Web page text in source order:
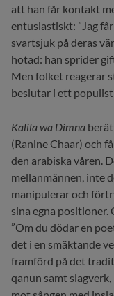
att han får kontakt
entusiastiskt: ”Jag
svartsjuk på deras
hotad: han sprider
Men folket reagerar
beslutar i ett
Kalila wa Dimna
(Ranine Chaar) och
den arabiska våren.
mellanmännen, inte
manipulerar och
sina egna positioner.
”Om du dödar en
det i en smäktande
framförd på det
qanun samt